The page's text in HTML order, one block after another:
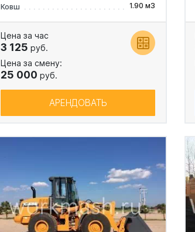
Ковш
1.90 м3
Цена за час
3 125 руб.
Цена за смену:
25 000 руб.
АРЕНДОВАТЬ